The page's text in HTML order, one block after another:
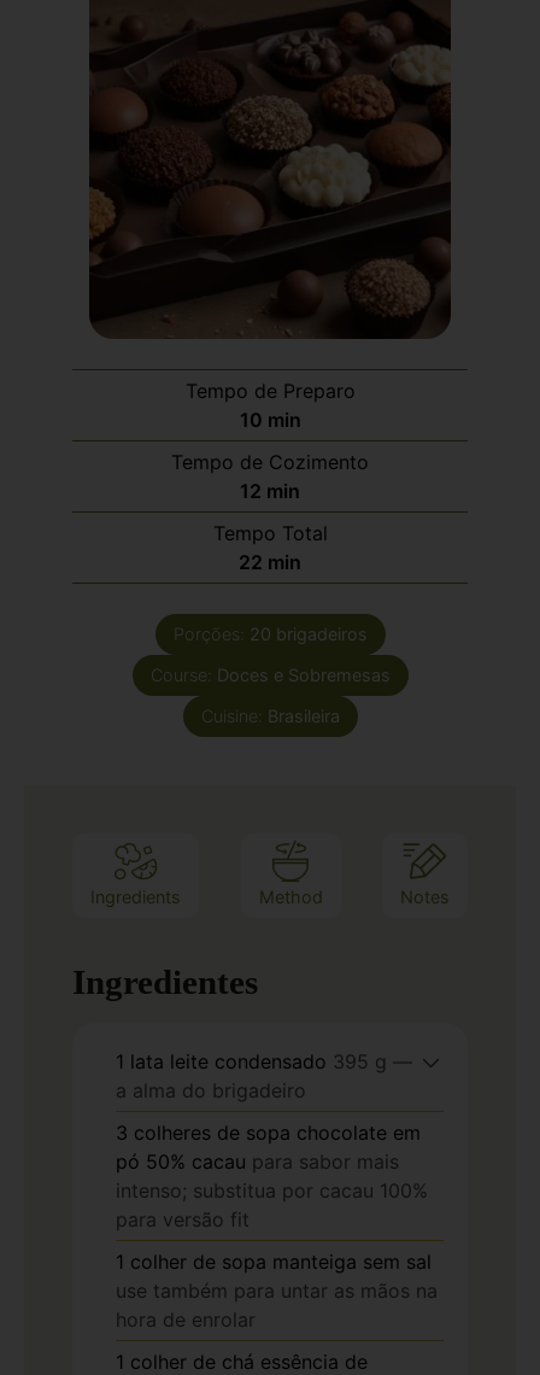
Tempo de Preparo
10 min
Tempo de Cozimento
12 min
Tempo Total
22 min
Porções: 20 brigadeiros
Course: Doces e Sobremesas
Cuisine: Brasileira
Ingredients Method Notes
Ingredientes
1 lata leite condensado 395 g —
a alma do brigadeiro
3 colheres de sopa chocolate em
pó 50% cacau para sabor mais
intenso; substitua por cacau 100%
para versão fit
1 colher de sopa manteiga sem sal
use também para untar as mãos na
hora de enrolar
1 colher de chá essência de